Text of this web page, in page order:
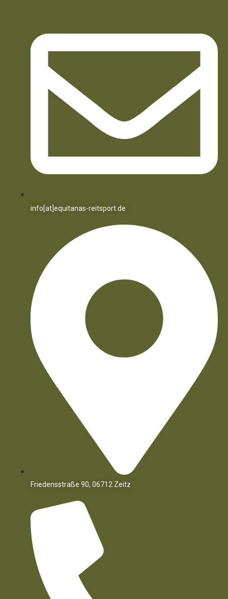
info[at]equitanas-reitsport.de
Friedensstraße 90, 06712 Zeitz